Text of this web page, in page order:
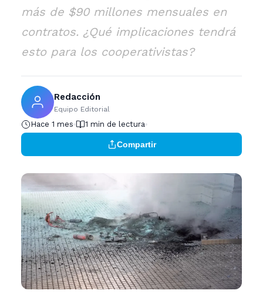
más de $90 millones mensuales en
contratos. ¿Qué implicaciones tendrá
esto para los cooperativistas?
Redacción
Equipo Editorial
Hace 1 mes 1 min de lectura
Compartir